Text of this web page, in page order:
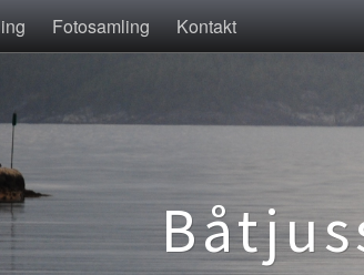
Fotosamling Kontakt